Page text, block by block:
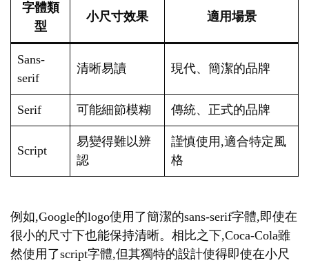
字體類
型
小尺寸效果 適用場景
Sans-
serif
清晰易讀 現代、簡潔的品牌
Serif 可能細節模糊 傳統、正式的品牌
Script
易變得難以辨
認
謹慎使用,適合特定風
格
例如,Google的logo使用了簡潔的sans-serif字體,即使在
很小的尺寸下也能保持清晰。相比之下,Coca-Cola雖
然使用了script字體,但其獨特的設計使得即使在小尺